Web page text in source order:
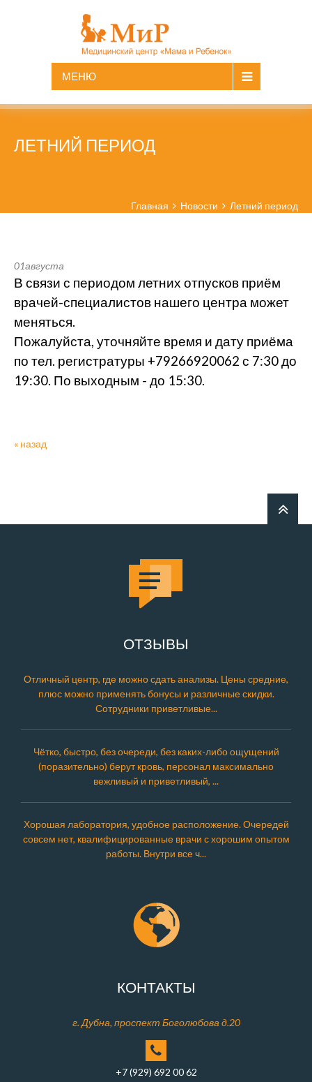
МЕНЮ
ЛЕТНИЙ ПЕРИОД
Главная Новости Летний период
01августа
В связи с периодом летних отпусков приём
врачей-специалистов нашего центра может
меняться.
Пожалуйста, уточняйте время и дату приёма
по тел. регистратуры +79266920062 с 7:30 до
19:30. По выходным - до 15:30.
« назад
ОТЗЫВЫ
Отличный центр, где можно сдать анализы. Цены средние,
плюс можно применять бонусы и различные скидки.
Сотрудники приветливые...
Чётко, быстро, без очереди, без каких-либо ощущений
(поразительно) берут кровь, персонал максимально
вежливый и приветливый, ...
Хорошая лаборатория, удобное расположение. Очередей
совсем нет, квалифицированные врачи с хорошим опытом
работы. Внутри все ч...
КОНТАКТЫ
г. Дубна, проспект Боголюбова д.20
+7 (929) 692 00 62